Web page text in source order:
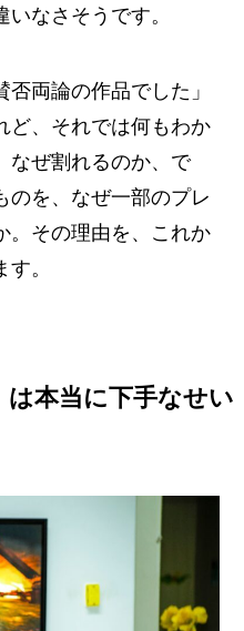
なさそうです。
両論の作品でした」
ど、それでは何もわか
なぜ割れるのか、で
のを、なぜ一部のプレ
。その理由を、これか
。
は本当に下手なせい